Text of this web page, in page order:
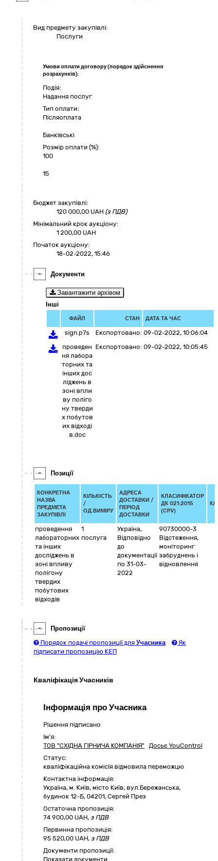
Вид предмету закупівлі:
Послуги
Умови оплати договору (порядок здійснення
розрахунків):
Подія:
Надання послуг
Тип оплати:
Пiсляоплата
Банківські
Розмір оплати (%):
100
15
Бюджет закупівлі:
120 000,00 UAH (з ПДВ)
Мінімальний крок аукціону:
1 200,00 UAH
Початок аукціону:
18-02-2022, 15:46
- Документи
Завантажити архівом
Інші
ФАЙЛ СТАН ДАТА ТА ЧАС
sign.p7s Експортовано: 09-02-2022, 10:06:04
проведен
ня лабора
торних та
інших дос
ліджень в
зоні впли
ву поліго
ну тверди
х побутов
их відході
в.doc
Експортовано: 09-02-2022, 10:05:45
- Позиції
КОНКРЕТНА
НАЗВА
ПРЕДМЕТА
ЗАКУПІВЛІ
КІЛЬКІСТЬ
/
ОД.ВИМІРУ
АДРЕСА
ДОСТАВКИ /
ПЕРІОД
ДОСТАВКИ
КЛАСИФІКАТОР
ДК 021:2015
(CPV)
проведення
лабораторних
та інших
досліджень в
зоні впливу
полігону
твердих
побутових
відходів
1
послуга
Україна,
Відповідно
до
документації
по 31-03-
2022
90730000-3
Відстеження,
моніторинг
забруднень і
відновлення
-
Пропозиції
Порядок подачі пропозиції для Учасника
Як
підписати пропозицію КЕП
Кваліфікація Учасників
Інформація про Учасника
Рішення підписано
Ім'я:
ТОВ "СХІДНА ГІРНИЧА КОМПАНІЯ" Досьє YouControl
Статус:
кваліфікаційна комісія відмовила переможцю
Контактна інформація:
Україна, м. Київ, місто Київ, вул.Бережанська,
будинок 12-Б, 04201, Сергей През
Остаточна пропозиція:
74 900,00 UAH, з ПДВ
Первинна пропозиція:
95 520,00 UAH, з ПДВ
Документи пропозиції:
Показати документи